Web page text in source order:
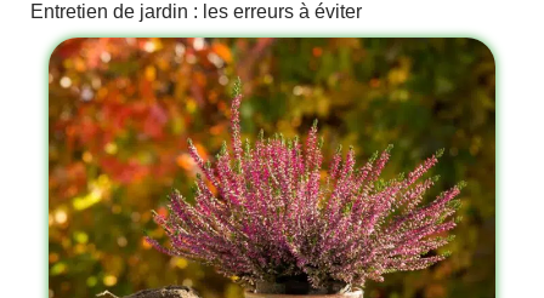
Entretien de jardin : les erreurs à éviter